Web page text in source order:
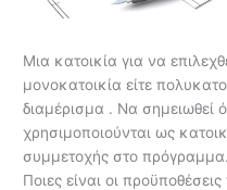
Μια κατοικία για να
μονοκατοικία είτε
διαμέρισμα . Να σημειωθεί
χρησιμοποιούνται ως
συμμετοχής στο πρόγραμμα.
Ποιες είναι οι